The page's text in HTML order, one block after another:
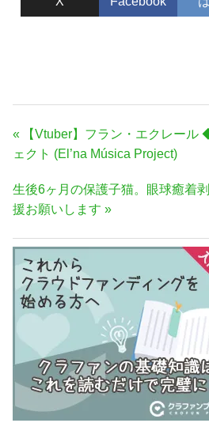
投
稿
ビ
ゲ
ー
シ
ョ
ン
前
の
事:
【Vtuber】フラン・エクレー
ェクト (El’na Música Project)
次
の
事:
生後6ヶ月の保護子猫。眼球癒着
援お願いします